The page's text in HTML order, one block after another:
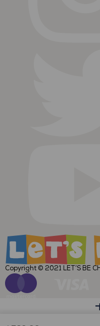
Copyright © 2021 LET’S BE